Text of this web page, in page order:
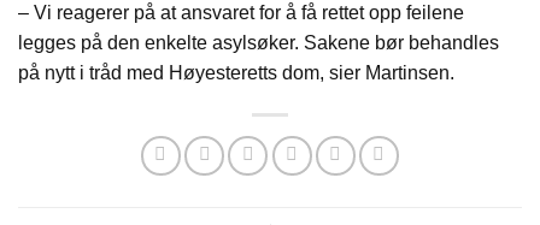
– Vi reagerer på at ansvaret for å få rettet opp feilene
legges på den enkelte asylsøker. Sakene bør behandles
på nytt i tråd med Høyesteretts dom, sier Martinsen.